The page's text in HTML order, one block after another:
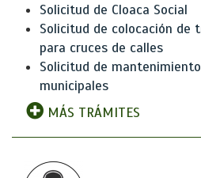
Solicitud de Cloaca Social
Solicitud de colocación de
para cruces de calles
Solicitud de
municipales
MÁS TRÁMITES